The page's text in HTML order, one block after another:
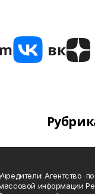
Агентство
информации